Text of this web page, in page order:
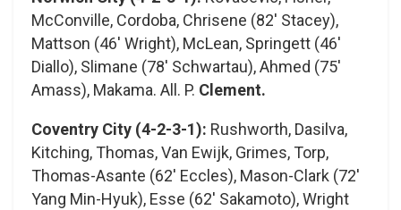
McConville, Cordoba, Chrisene (82′ Stacey),
Mattson (46′ Wright), McLean, Springett (46′
Diallo), Slimane (78′ Schwartau), Ahmed (75′
Amass), Makama. All. P. Clement.
Coventry City (4-2-3-1): Rushworth, Dasilva,
Kitching, Thomas, Van Ewijk, Grimes, Torp,
Thomas-Asante (62′ Eccles), Mason-Clark (72′
Yang Min-Hyuk), Esse (62′ Sakamoto), Wright